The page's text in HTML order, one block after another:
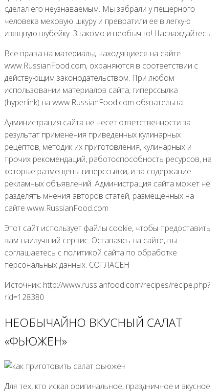
сделал его неузнаваемым. Мы забрали у пещерного
человека меховую шкуру и превратили ее в легкую
изящную шубейку. Знакомо и необычно! Наслаждайтесь.
Все права на материалы, находящиеся на сайте
www.RussianFood.com, охраняются в соответствии с
действующим законодательством. При любом
использовании материалов сайта, гиперссылка
(hyperlink) на www.RussianFood.com обязательна.
Администрация сайта не несет ответственности за
результат применения приведенных кулинарных
рецептов, методик их приготовления, кулинарных и
прочих рекомендаций, работоспособность ресурсов, на
которые размещены гиперссылки, и за содержание
рекламных объявлений. Администрация сайта может не
разделять мнения авторов статей, размещённых на
сайте www.RussianFood.com
Этот сайт использует файлы cookie, чтобы предоставить
вам наилучший сервис. Оставаясь на сайте, вы
соглашаетесь с политикой сайта по обработке
персональных данных. СОГЛАСЕН
Источник: http://www.russianfood.com/recipes/recipe.php?
rid=128380
НЕОБЫЧАЙНО ВКУСНЫЙ САЛАТ
«ФЬЮЖЕН»
Для тех, кто искал оригинальное, праздничное и вкусное